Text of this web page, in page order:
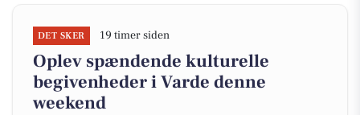
DET SKER 19 timer siden
Oplev spændende kulturelle
begivenheder i Varde denne
weekend